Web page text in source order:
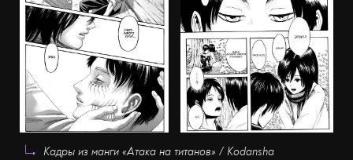
Кадры из манги «Атака на титанов» / Kodansha